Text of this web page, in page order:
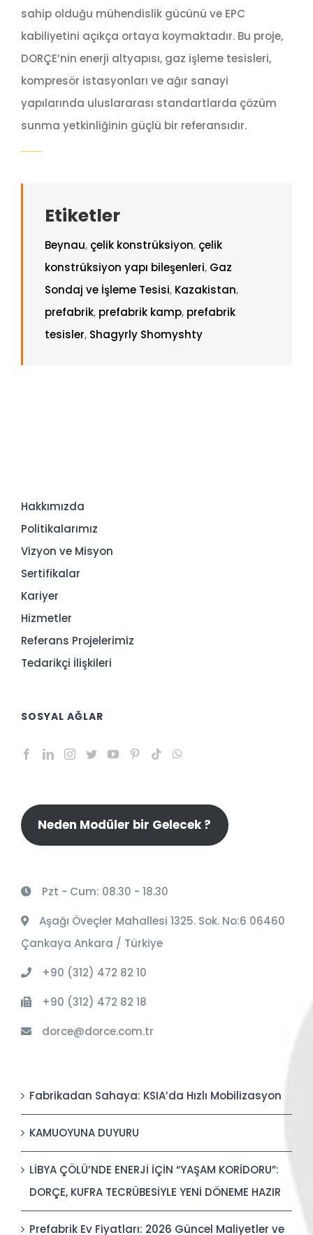
sahip olduğu mühendislik gücünü ve EPC
kabiliyetini açıkça ortaya koymaktadır. Bu proje,
DORÇE’nin enerji altyapısı, gaz işleme tesisleri,
kompresör istasyonları ve ağır sanayi
yapılarında uluslararası standartlarda çözüm
sunma yetkinliğinin güçlü bir referansıdır.
Etiketler
Beynau, çelik konstrüksiyon, çelik
konstrüksiyon yapı bileşenleri, Gaz
Sondaj ve İşleme Tesisi, Kazakistan,
prefabrik, prefabrik kamp, prefabrik
tesisler, Shagyrly Shomyshty
Hakkımızda
Politikalarımız
Vizyon ve Misyon
Sertifikalar
Kariyer
Hizmetler
Referans Projelerimiz
Tedarikçi İlişkileri
SOSYAL AĞLAR
Neden Modüler bir Gelecek ?
Pzt - Cum: 08.30 - 18.30
Aşağı Öveçler Mahallesi 1325. Sok. No:6 06460
Çankaya Ankara / Türkiye
+90 (312) 472 82 10
+90 (312) 472 82 18
dorce@dorce.com.tr
Fabrikadan Sahaya: KSIA’da Hızlı Mobilizasyon
KAMUOYUNA DUYURU
LİBYA ÇÖLÜ’NDE ENERJİ İÇİN “YAŞAM KORİDORU”:
DORÇE, KUFRA TECRÜBESİYLE YENİ DÖNEME HAZIR
Prefabrik Ev Fiyatları: 2026 Güncel Maliyetler ve